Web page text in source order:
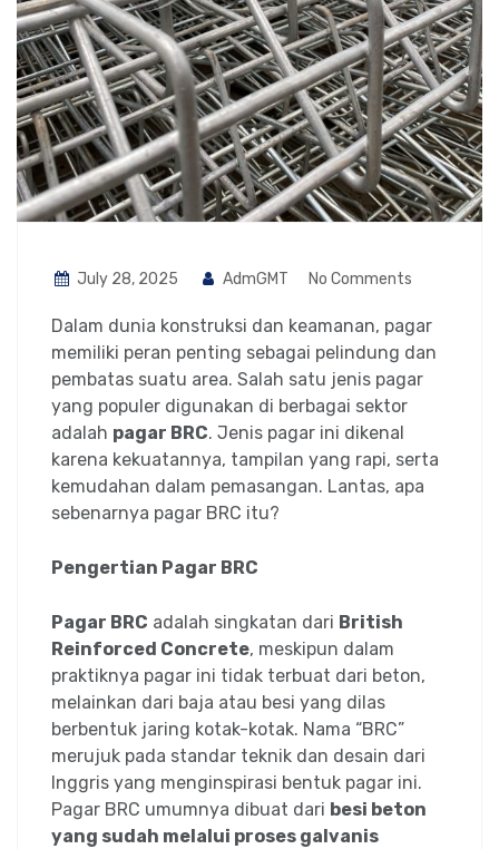
July 28, 2025 AdmGMT No Comments
Dalam dunia konstruksi dan keamanan, pagar
memiliki peran penting sebagai pelindung dan
pembatas suatu area. Salah satu jenis pagar
yang populer digunakan di berbagai sektor
adalah pagar BRC. Jenis pagar ini dikenal
karena kekuatannya, tampilan yang rapi, serta
kemudahan dalam pemasangan. Lantas, apa
sebenarnya pagar BRC itu?
Pengertian Pagar BRC
Pagar BRC adalah singkatan dari British
Reinforced Concrete, meskipun dalam
praktiknya pagar ini tidak terbuat dari beton,
melainkan dari baja atau besi yang dilas
berbentuk jaring kotak-kotak. Nama “BRC”
merujuk pada standar teknik dan desain dari
Inggris yang menginspirasi bentuk pagar ini.
Pagar BRC umumnya dibuat dari besi beton
yang sudah melalui proses galvanis